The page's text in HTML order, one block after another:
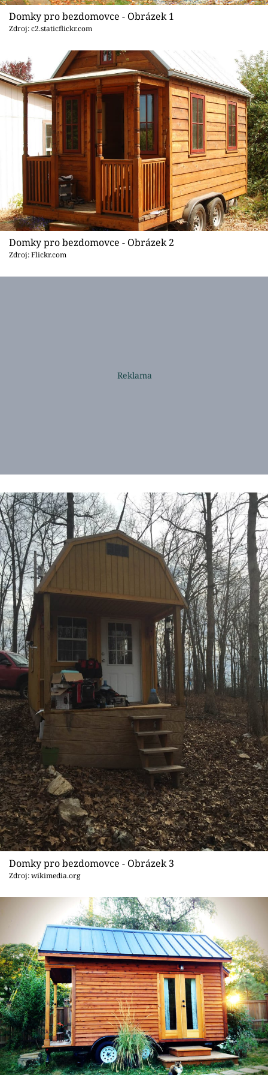
Sledujte nás
Domky pro bezdomovce - Obrázek 1
Zdroj: c2.staticflickr.com
Domky pro bezdomovce - Obrázek 2
Zdroj: Flickr.com
Domky pro bezdomovce - Obrázek 3
Zdroj: wikimedia.org